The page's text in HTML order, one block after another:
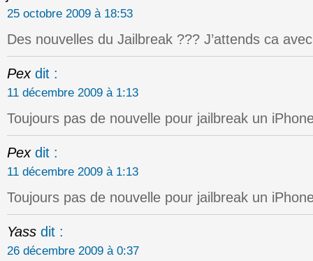
25 octobre 2009 à 18:53
Des nouvelles du Jailbreak ??? J’attends ca
Pex dit :
11 décembre 2009 à 1:13
Toujours pas de nouvelle pour jailbreak un
Pex dit :
11 décembre 2009 à 1:13
Toujours pas de nouvelle pour jailbreak un
Yass dit :
26 décembre 2009 à 0:37